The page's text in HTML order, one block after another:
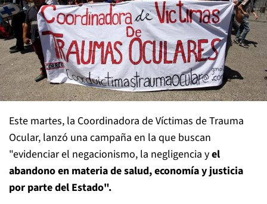
Este martes, la Coordinadora de Víctimas de Trauma
Ocular, lanzó una campaña en la que buscan
"evidenciar el negacionismo, la negligencia yel
abandono en materia de salud, economía y justicia
por parte del Estado".